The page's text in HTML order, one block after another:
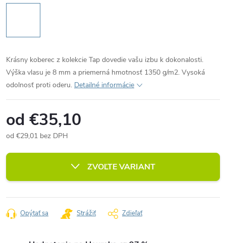
Krásny koberec z kolekcie Tap dovedie vašu izbu k dokonalosti.
Výška vlasu je 8 mm a priemerná hmotnosť 1350 g/m2. Vysoká
odolnosť proti oderu. Detailné informácie
od €35,10
od €29,01 bez DPH
cena:
ZVOĽTE VARIANT
Opýtať sa Strážiť Zdieľať